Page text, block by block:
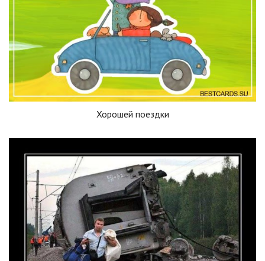
Хорошей поездки